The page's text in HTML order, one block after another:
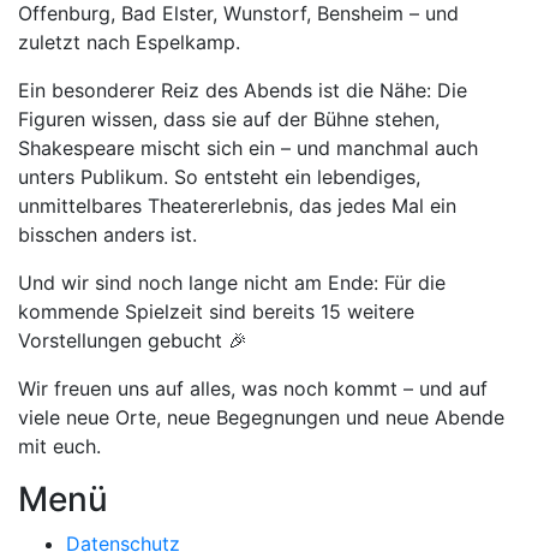
Offenburg, Bad Elster, Wunstorf, Bensheim – und
zuletzt nach Espelkamp.
Ein besonderer Reiz des Abends ist die Nähe: Die
Figuren wissen, dass sie auf der Bühne stehen,
Shakespeare mischt sich ein – und manchmal auch
unters Publikum. So entsteht ein lebendiges,
unmittelbares Theatererlebnis, das jedes Mal ein
bisschen anders ist.
Und wir sind noch lange nicht am Ende: Für die
kommende Spielzeit sind bereits 15 weitere
Vorstellungen gebucht 🎉
Wir freuen uns auf alles, was noch kommt – und auf
viele neue Orte, neue Begegnungen und neue Abende
mit euch.
Menü
Datenschutz